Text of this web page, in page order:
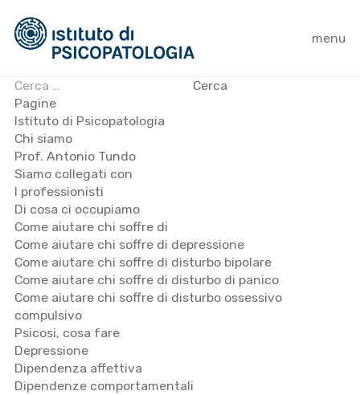
menu
Ricerca
per:
Pagine
Istituto di Psicopatologia
Chi siamo
Prof. Antonio Tundo
Siamo collegati con
I professionisti
Di cosa ci occupiamo
Come aiutare chi soffre di
Come aiutare chi soffre di depressione
Come aiutare chi soffre di disturbo bipolare
Come aiutare chi soffre di disturbo di panico
Come aiutare chi soffre di disturbo ossessivo
compulsivo
Psicosi, cosa fare
Depressione
Dipendenza affettiva
Dipendenze comportamentali